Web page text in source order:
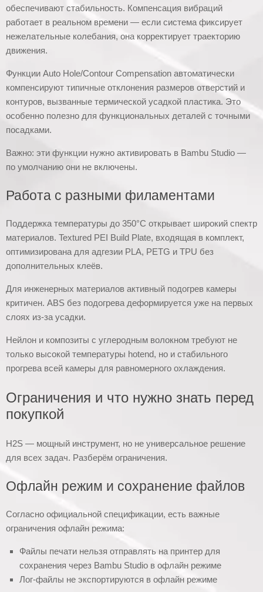
обеспечивают стабильность. Компенсация вибраций
работает в реальном времени — если система фиксирует
нежелательные колебания, она корректирует траекторию
движения.
Функции Auto Hole/Contour Compensation автоматически
компенсируют типичные отклонения размеров отверстий и
контуров, вызванные термической усадкой пластика. Это
особенно полезно для функциональных деталей с точными
посадками.
Важно: эти функции нужно активировать в Bambu Studio —
по умолчанию они не включены.
Работа с разными филаментами
Поддержка температуры до 350°C открывает широкий спектр
материалов. Textured PEI Build Plate, входящая в комплект,
оптимизирована для адгезии PLA, PETG и TPU без
дополнительных клеёв.
Для инженерных материалов активный подогрев камеры
критичен. ABS без подогрева деформируется уже на первых
слоях из-за усадки.
Нейлон и композиты с углеродным волокном требуют не
только высокой температуры hotend, но и стабильного
прогрева всей камеры для равномерного охлаждения.
Ограничения и что нужно знать перед
покупкой
H2S — мощный инструмент, но не универсальное решение
для всех задач. Разберём ограничения.
Офлайн режим и сохранение файлов
Согласно официальной спецификации, есть важные
ограничения офлайн режима:
Файлы печати нельзя отправлять на принтер для
сохранения через Bambu Studio в офлайн режиме
Лог-файлы не экспортируются в офлайн режиме